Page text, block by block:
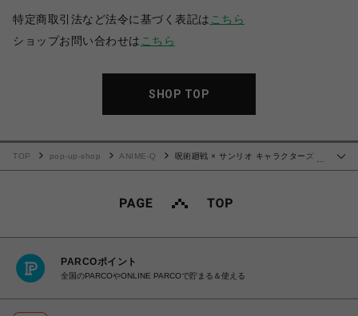
特定商取引法など法令に基づく表記は こちら
ショップお問い合わせは こちら
SHOP TOP
TOP pop-up-shop ANIME-Q
呪術廻戦 × サンリオ キャラクターズ |
PARCOポイント
全国のPARCOやONLINE PARCOで貯まる＆使える